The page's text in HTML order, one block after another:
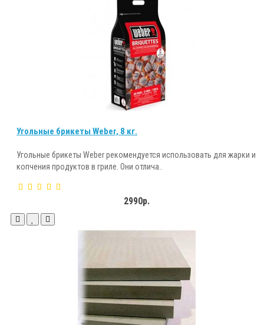
Угольные брикеты Weber, 8 кг.
Угольные брикеты Weber рекомендуется использовать для жарки и
копчения продуктов в гриле. Они отлича..
2990р.